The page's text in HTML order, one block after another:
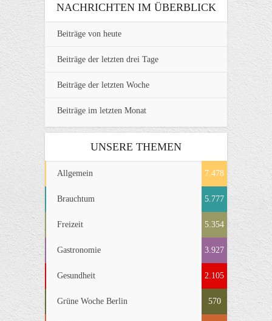
NACHRICHTEN IM ÜBERBLICK
Beiträge von heute
Beiträge der letzten drei Tage
Beiträge der letzten Woche
Beiträge im letzten Monat
UNSERE THEMEN
Allgemein 7.478
Brauchtum 5.777
Freizeit 5.354
Gastronomie 3.927
Gesundheit 2.105
Grüne Woche Berlin 570